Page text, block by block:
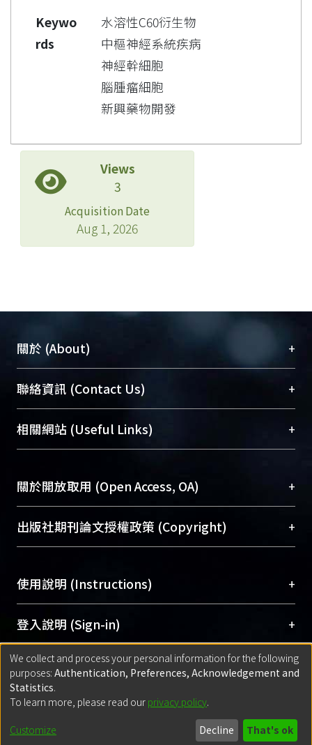
Keywo
rds
水溶性C60衍生物
中樞神經系統疾病
神經幹細胞
腦腫瘤細胞
新興藥物開發
Views
3
Acquisition Date
Aug 1, 2026
關於 (About) +
臺大位居世界頂尖大學之列，為永久珍藏及向國際
展現本校豐碩的研究成果及學術能量，圖書館整合
機構典藏（NTUR）與學術庫（AH）不同功能平
台，成為臺大學術典藏NTU scholars。期能整合研
成果。
To permanently archive and promote researcher
profiles and scholarly works, Library integrates the
services of “NTU Repository” with “Academic
聯絡資訊 (Contact Us) +
總館學科館員(Main Library)
醫學圖書館學科館員(Medical Library)
Sciences Library)
相關網站 (Useful Links) +
關於開放取用 (Open Access, OA) +
開放取用是從使用者角度提升資訊取用性的社會運
動，應用在學術研究上是透過將研究著作公開供使
用逐年攀升。同時可加速研究發展、提升研究影響
Archive）平台。 （點選深入了解OA）
出版社期刊論文授權政策 (Copyright) +
含部分內容的版權非匯入者所有，或由第三方贊
助與合作完成，請確認該版權所有者及第三方同
意提供此授權。
Please represent that the submission is your
original work, and that you have the right to
grant the rights to upload.
若欲上傳已出版的全文電子檔，可使用
policy finder
網站查詢，以確認出版單位之版權
政策。
使用說明 (Instructions) +
網站簡介(Quickstart Guide)
使用手冊(Instruction Manual)
線上預約服務(Booking Service)
登入說明 (Sign-in) +
方案一：臺灣大學計算機中心帳號登入
(With C&INC Email Account)
方案二：ORCID帳號登入(With ORCID)
匯入著作 (Submission) +
方案一：定期更新ORCID者，以ID匯入
for identifier (ORCID))
方案二：
(Default mode Submission)
Built withDSpace-CRIS software
- Extension maintained and optimized
We collect and process your personal information for the following
purposes: Authentication, Preferences, Acknowledgement and
Statistics.
To learn more, please read our privacy policy.
Customize Decline That's ok